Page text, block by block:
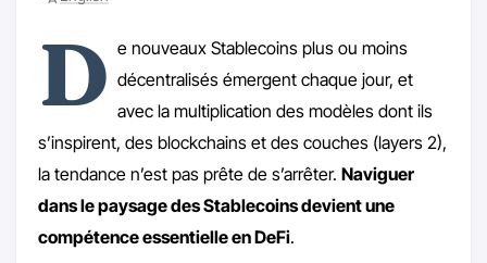
D e nouveaux Stablecoins plus ou moins
décentralisés émergent chaque jour, et
avec la multiplication des modèles dont ils
s’inspirent, des blockchains et des couches (layers 2),
la tendance n’est pas prête de s’arrêter. Naviguer
dans le paysage des Stablecoins devient une
compétence essentielle en DeFi.